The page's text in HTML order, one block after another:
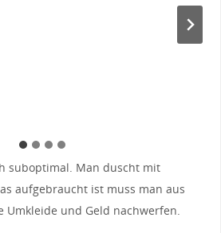
suboptimal. Man duscht mit
aufgebraucht ist muss man aus
Umkleide und Geld nachwerfen.